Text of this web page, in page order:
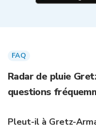
FAQ
Radar de pluie
questions
Pleut-il à Gretz-